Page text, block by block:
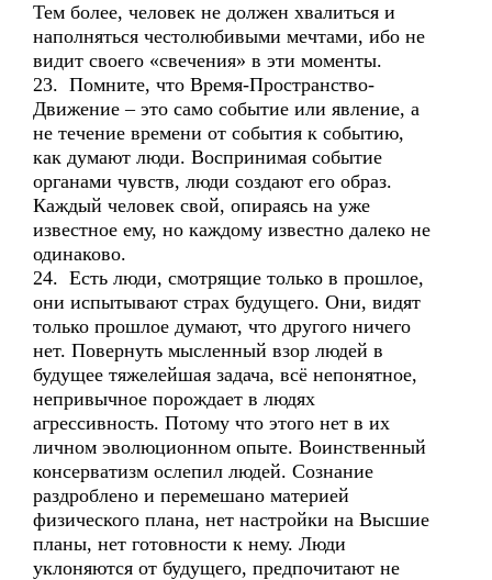
Тем более, человек не должен хвалиться и
наполняться честолюбивыми мечтами, ибо не
видит своего «свечения» в эти моменты.
23. Помните, что Время-Пространство-
Движение – это само событие или явление, а
не течение времени от события к событию,
как думают люди. Воспринимая событие
органами чувств, люди создают его образ.
Каждый человек свой, опираясь на уже
известное ему, но каждому известно далеко не
одинаково.
24. Есть люди, смотрящие только в прошлое,
они испытывают страх будущего. Они, видят
только прошлое думают, что другого ничего
нет. Повернуть мысленный взор людей в
будущее тяжелейшая задача, всё непонятное,
непривычное порождает в людях
агрессивность. Потому что этого нет в их
личном эволюционном опыте. Воинственный
консерватизм ослепил людей. Сознание
раздроблено и перемешано материей
физического плана, нет настройки на Высшие
планы, нет готовности к нему. Люди
уклоняются от будущего, предпочитают не